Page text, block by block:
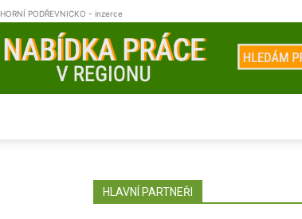
HORNÍ PODŘEVNICKO - inzerce
HLAVNÍ PARTNEŘI